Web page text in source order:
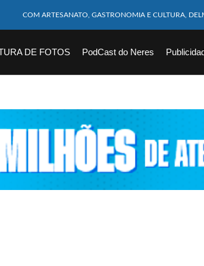
HOMEM CAI DE CACHOEIRA DE 40 METROS AO
CORPO DE JOVEM DESAPARECIDO É
DE FOTOS PodCast do Neres